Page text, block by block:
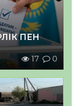
ПЕН
17 0